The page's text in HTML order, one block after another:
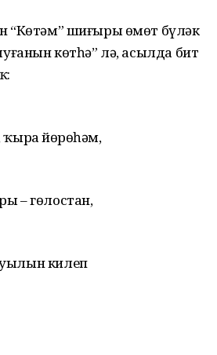
“Көтәм” шиғыры өмөт бүләк
көтһә” лә, асылда бит
йөрөһәм,
– гөлостан,
килеп